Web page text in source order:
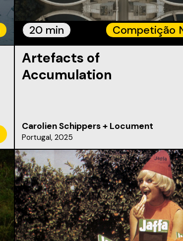
20 min Competição
Artefacts of
Accumulation
Carolien Schippers + Locument
Portugal, 2025